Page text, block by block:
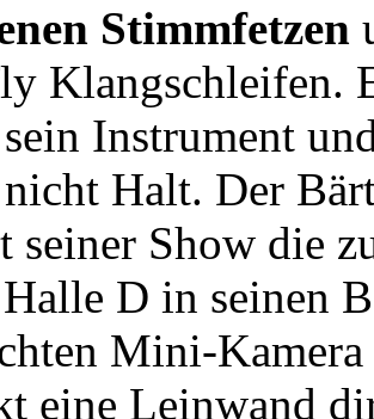
Stimmfetzen
Klangschleifen.
Instrument
Halt. Der
seiner Show die
D in seinen
Mini-
eine Leinwand